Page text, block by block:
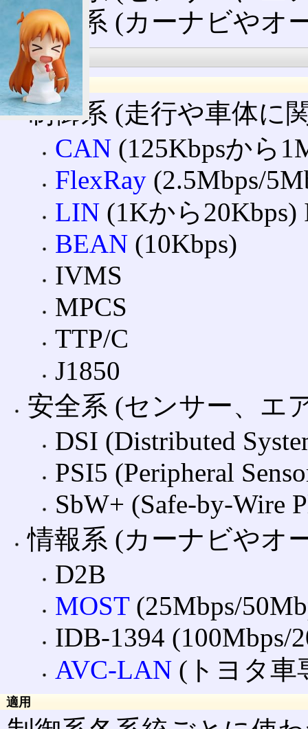
情報系 (カーナビやオ
種類
一覧
制御系 (走行や車体に
CAN (125Kbpsから
FlexRay (2.5Mbps/
LIN (1Kから20Kbps)
BEAN (10Kbps)
IVMS
MPCS
TTP/C
J1850
安全系 (センサー、エ
DSI (Distributed
PSI5 (Peripheral
SbW+ (Safe-by-Wire
情報系 (カーナビやオ
D2B
MOST(25Mbps/
IDB-1394 (100Mbps/
AVC-LAN (トヨタ車
適用